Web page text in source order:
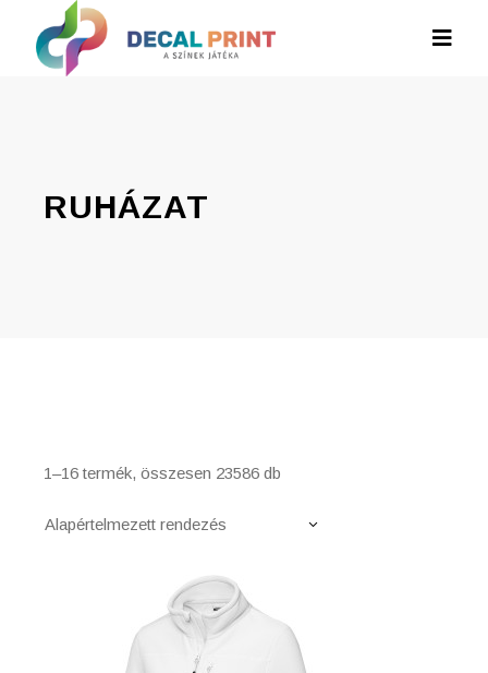
RUHÁZAT
1–16 termék, összesen 23586 db
Alapértelmezett rendezés